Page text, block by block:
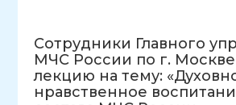
Сотрудники Главного
МЧС России по г.
лекцию на тему:
нравственное